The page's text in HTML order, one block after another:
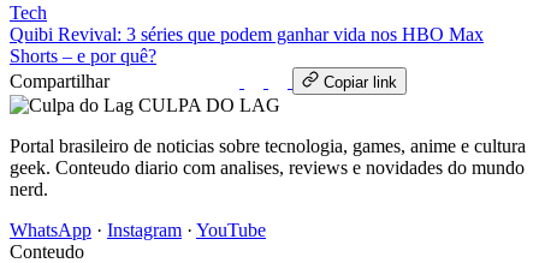
Tech
Quibi Revival: 3 séries que podem ganhar vida nos HBO Max
Shorts – e por quê?
Compartilhar
Copiar link
CULPA DO LAG
Portal brasileiro de noticias sobre tecnologia, games, anime e cultura
geek. Conteudo diario com analises, reviews e novidades do mundo
nerd.
WhatsApp · Instagram · YouTube
Conteudo